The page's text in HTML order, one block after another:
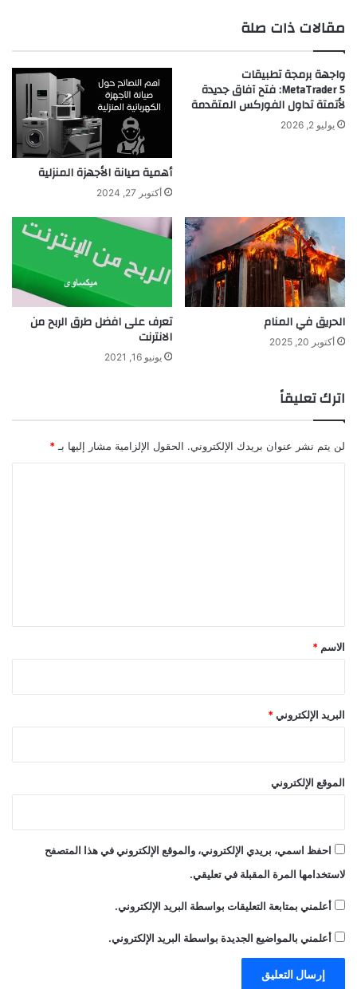
مقالات ذات صلة
واجهة برمجة تطبيقات
MetaTrader 5: فتح آفاق جديدة
لأتمتة تداول الفوركس المتقدمة
يوليو 2, 2026
أهمية صيانة الأجهزة المنزلية
أكتوبر 27, 2024
الحريق في المنام
أكتوبر 20, 2025
تعرف على افضل طرق الربح من
الانترنت
يونيو 16, 2021
اترك تعليقاً
لن يتم نشر عنوان بريدك الإلكتروني. الحقول الإلزامية مشار إليها بـ *
*
الاسم *
البريد الإلكتروني *
الموقع الإلكتروني
احفظ اسمي، بريدي الإلكتروني، والموقع الإلكتروني في هذا المتصفح
لاستخدامها المرة المقبلة في تعليقي.
أعلمني بمتابعة التعليقات بواسطة البريد الإلكتروني.
أعلمني بالمواضيع الجديدة بواسطة البريد الإلكتروني.